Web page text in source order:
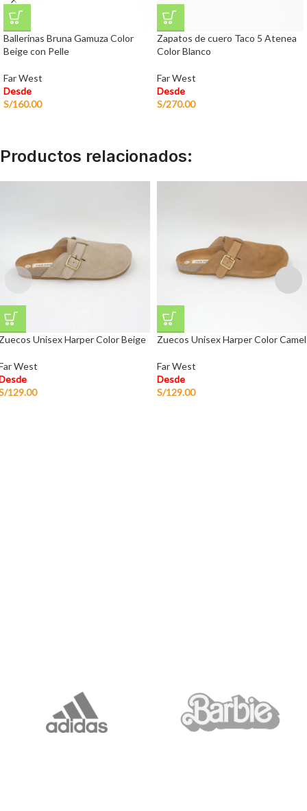
Ballerinas Bruna Gamuza Color
Beige con Pelle
Far West
Desde
S/160.00
Zapatos de cuero Taco 5 Atenea
Color Blanco
Far West
Desde
S/270.00
Productos relacionados:
Unisex Harper Color Beige
West
129.00
Zuecos Unisex Harper Color Camel
Far West
Desde
S/129.00